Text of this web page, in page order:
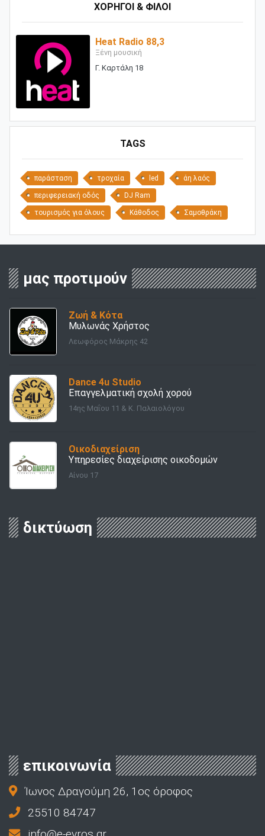
ΧΟΡΗΓΟΙ & ΦΙΛΟΙ
Heat Radio 88,3
Ξένη μουσική
Γ. Καρτάλη 18
TAGS
παράσταση τροχαία led άη λαός
περιφερειακή οδός DJ Ram
τουρισμός για όλους Κάθοδος Σαμοθράκη
μας προτιμούν
Ζωή & Κότα
Μυλωνάς Χρήστος
Λεωφόρος Μάκρης 42
Dance 4u Studio
Επαγγελματική σχολή χορού
14ης Μαΐου 11 & Κ. Παλαιολόγου
Οικοδιαχείριση
Υπηρεσίες διαχείρισης οικοδομών
Αίνου 17
δικτύωση
επικοινωνία
Ίωνος Δραγούμη 26, 1ος όροφος
25510 84747